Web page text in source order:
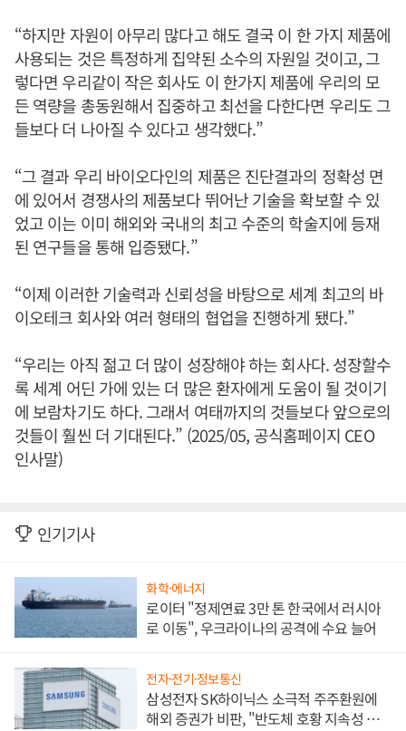
“하지만 자원이 아무리 많다고 해도 결국 이 한 가지 제품에
사용되는 것은 특정하게 집약된 소수의 자원일 것이고, 그
렇다면 우리같이 작은 회사도 이 한가지 제품에 우리의 모
든 역량을 총동원해서 집중하고 최선을 다한다면 우리도 그
들보다 더 나아질 수 있다고 생각했다.”
“그 결과 우리 바이오다인의 제품은 진단결과의 정확성 면
에 있어서 경쟁사의 제품보다 뛰어난 기술을 확보할 수 있
었고 이는 이미 해외와 국내의 최고 수준의 학술지에 등재
된 연구들을 통해 입증됐다.”
“이제 이러한 기술력과 신뢰성을 바탕으로 세계 최고의 바
이오테크 회사와 여러 형태의 협업을 진행하게 됐다.”
“우리는 아직 젊고 더 많이 성장해야 하는 회사다. 성장할수
록 세계 어딘 가에 있는 더 많은 환자에게 도움이 될 것이기
에 보람차기도 하다. 그래서 여태까지의 것들보다 앞으로의
것들이 훨씬 더 기대된다.” (2025/05, 공식홈페이지 CEO
인사말)
인기기사
화학·에너지
로이터 "정제연료 3만 톤 한국에서 러시아
로 이동", 우크라이나의 공격에 수요 늘어
전자·전기·정보통신
삼성전자 SK하이닉스 소극적 주주환원에
해외 증권가 비판, "반도체 호황 지속성 의